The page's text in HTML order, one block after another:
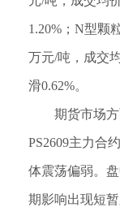
1.20%；N型颗
万元/吨，成交
滑0.62%。
期货市场
PS2609主力合
体震荡偏弱。
期影响出现短